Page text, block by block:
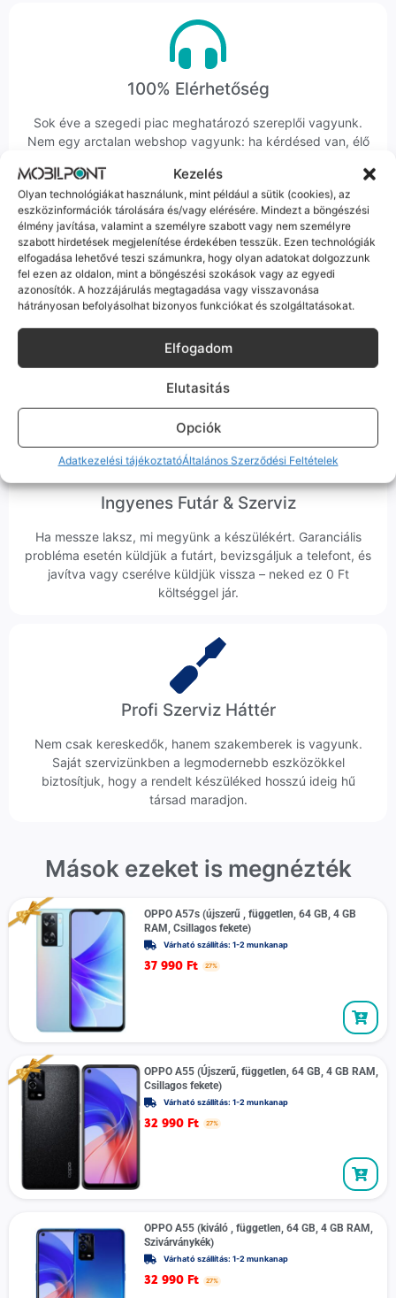
Kezelés
Olyan technológiákat használunk, mint például a sütik (cookies), az
eszközinformációk tárolására és/vagy elérésére. Mindezt a böngészési
élmény javítása, valamint a személyre szabott vagy nem személyre
szabott hirdetések megjelenítése érdekében tesszük. Ezen technológiák
elfogadása lehetővé teszi számunkra, hogy olyan adatokat dolgozzunk
fel ezen az oldalon, mint a böngészési szokások vagy az egyedi
azonosítók. A hozzájárulás megtagadása vagy visszavonása
hátrányosan befolyásolhat bizonyos funkciókat és szolgáltatásokat.
Elfogadom
Elutasitás
Opciók
Adatkezelési tájékoztatóÁltalános Szerződési Feltételek
100% Elérhetőség
Sok éve a szegedi piac meghatározó szereplői vagyunk.
Nem egy arctalan webshop vagyunk: ha kérdésed van, élő
minket Szegeden.
Korrekt Ügyintézés
Hibázni emberi dolog, de a felelősségvállalás nálunk alap.
Ha ritkán előfordul egy hiba, nem kifogásokat keresünk,
hanem megoldást. Szakértő kollégáink azonnal kézbe
veszik az ügyedet.
Ingyenes Futár & Szerviz
Ha messze laksz, mi megyünk a készülékért. Garanciális
probléma esetén küldjük a futárt, bevizsgáljuk a telefont, és
javítva vagy cserélve küldjük vissza – neked ez 0 Ft
költséggel jár.
Profi Szerviz Háttér
Nem csak kereskedők, hanem szakemberek is vagyunk.
Saját szervizünkben a legmodernebb eszközökkel
biztosítjuk, hogy a rendelt készüléked hosszú ideig hű
társad maradjon.
Mások ezeket is megnézték
OPPO A57s (újszerű , független, 64 GB, 4 GB
RAM, Csillagos fekete)
Várható szállítás: 1-2 munkanap
37 990 Ft 27%
OPPO A55 (Újszerű, független, 64 GB, 4 GB RAM,
Csillagos fekete)
Várható szállítás: 1-2 munkanap
32 990 Ft 27%
OPPO A55 (kiváló , független, 64 GB, 4 GB RAM,
Szivárványkék)
Várható szállítás: 1-2 munkanap
32 990 Ft 27%